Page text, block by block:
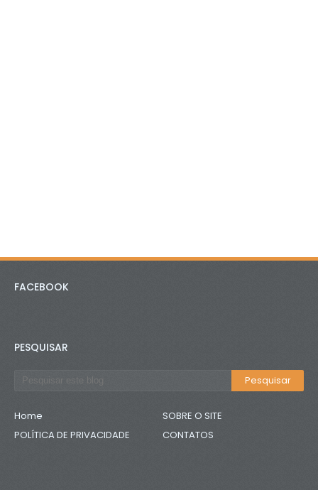
FACEBOOK
PESQUISAR
Home
SOBRE O SITE
POLÍTICA DE PRIVACIDADE
CONTATOS